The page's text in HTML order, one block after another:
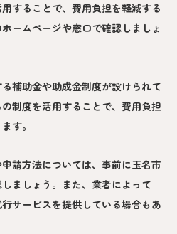
することで、費用負担を軽減する
ームページや窓口で確認しましょ
補助金や助成金制度が設けられて
制度を活用することで、費用負担
す。
請方法については、事前に玉名市
ましょう。また、業者によって
サービスを提供している場合もあ